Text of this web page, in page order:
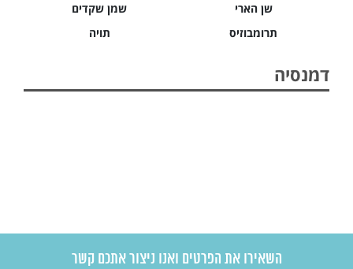
שמן שקדים
שן הארי
תויה
תרומבוזיס
דמנסיה
השאירו את הפרטים ואנו ניצור אתכם קשר